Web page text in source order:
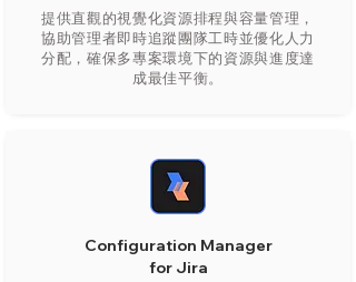
提供直觀的視覺化資源排程與容量管理，
協助管理者即時追蹤團隊工時並優化人力
分配，確保多專案環境下的資源與進度達
成最佳平衡。
Configuration Manager
for Jira